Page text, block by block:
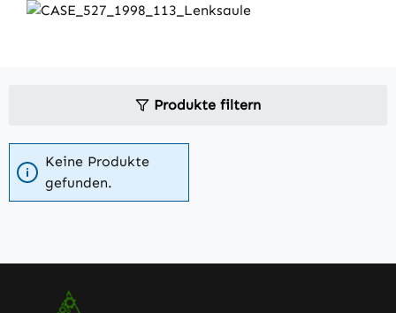
Produkte filtern
Keine Produkte
gefunden.